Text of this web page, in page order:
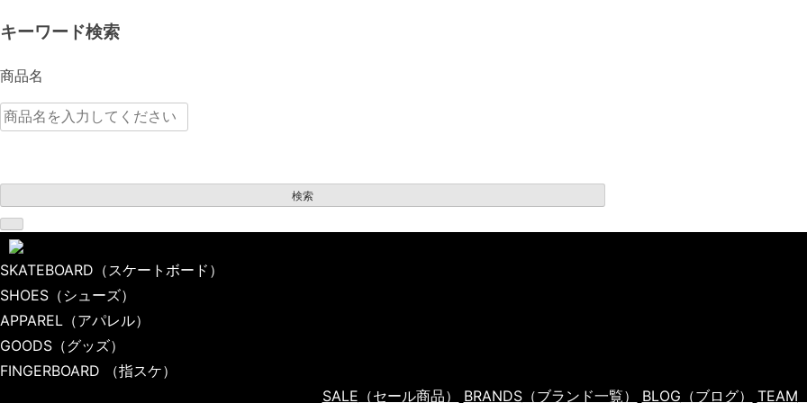
キーワード検索
商品名
検索
SKATEBOARD （スケートボード）
SHOES （シューズ）
APPAREL （アパレル）
GOODS （グッズ）
FINGERBOARD
（指スケ）
SALE （セール商品） BRANDS（ブランド一覧） BLOG （ブログ） TEAM
TOP
GOODS（グッズ）
AIR FRESHENER（エアフレッシュナー）